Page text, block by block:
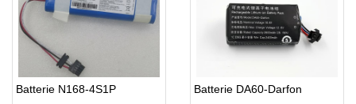
Batterie N168-4S1P
Batterie DA60-Darfon